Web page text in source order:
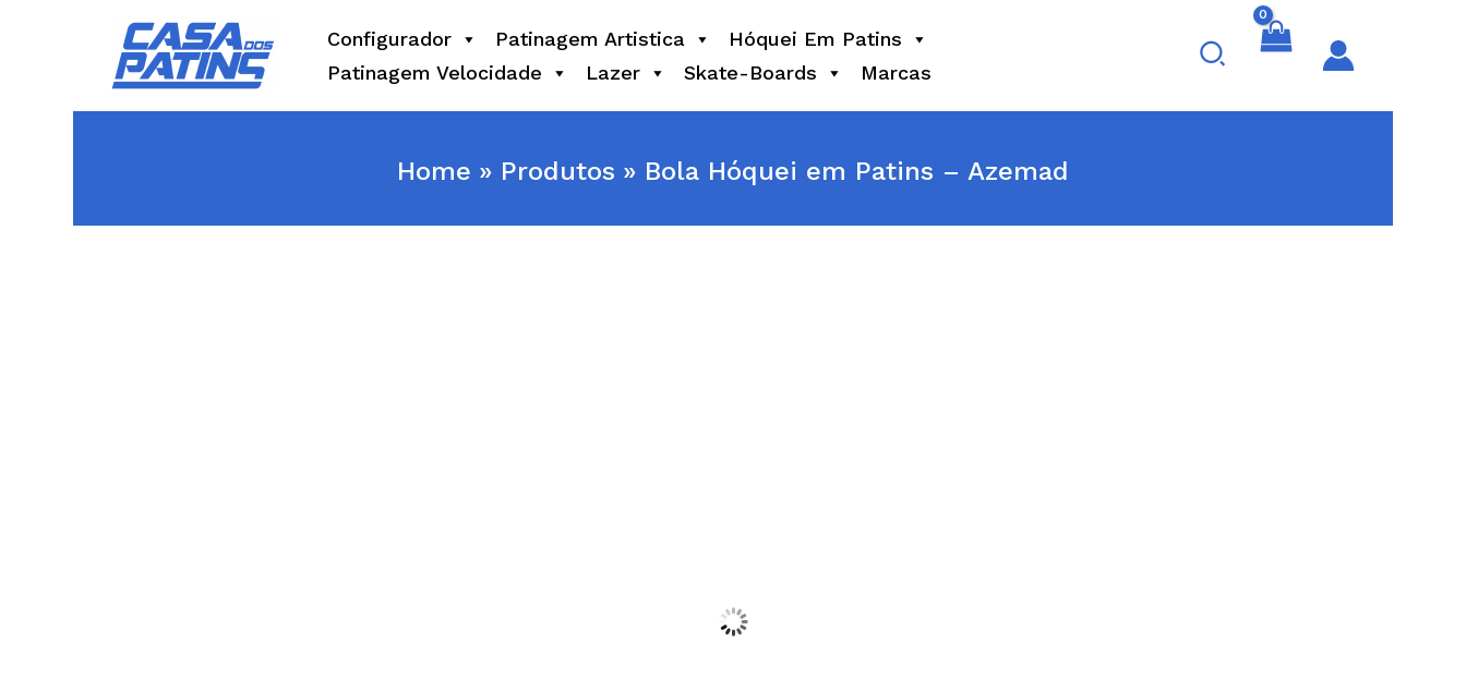
Configurador Patinagem Artistica
Hóquei Em Patins
Patinagem Velocidade
Lazer Skate-Boards Marcas
Search
Home Produtos Bola Hóquei em Patins – Azemad